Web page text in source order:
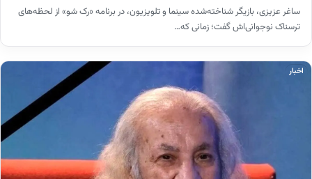
ساغر عزیزی، بازیگر شناخته‌شده سینما و تلویزیون، در برنامه «رک شو» از لحظه‌های
ترسناک نوجوانی‌اش گفت؛ زمانی که…
اخبار